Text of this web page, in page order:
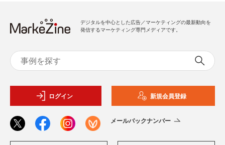
デジタルを中心とした広告／マーケティングの最新動向を
発信するマーケティング専門メディアです。
ログイン 新規会員登録
メールバックナンバー